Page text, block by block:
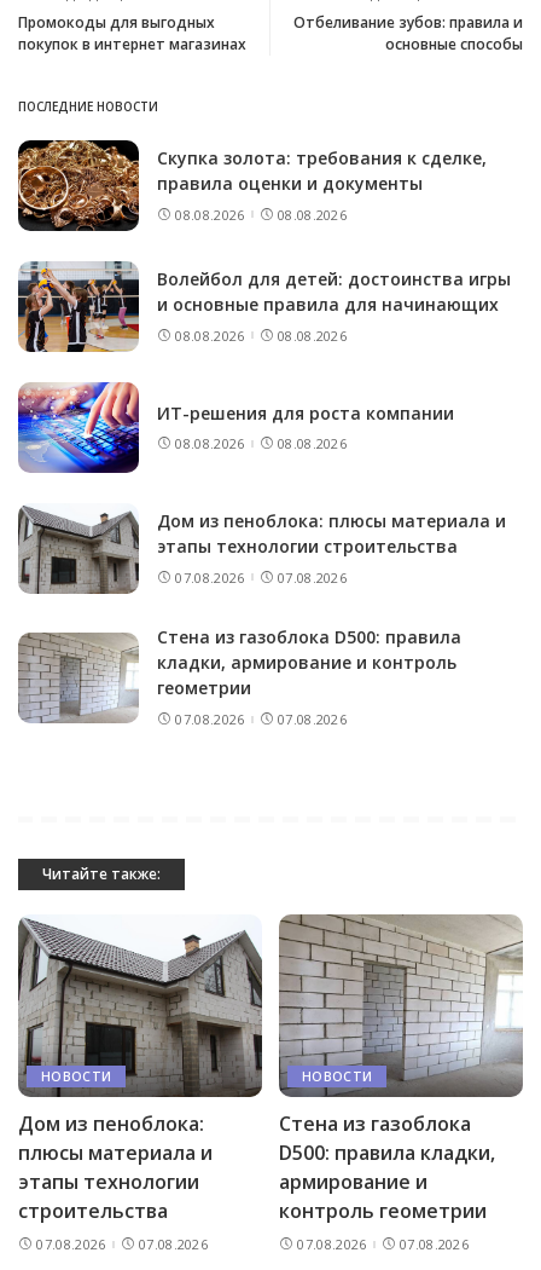
Промокоды для выгодных
покупок в интернет магазинах
Отбеливание зубов: правила и
основные способы
ПОСЛЕДНИЕ НОВОСТИ
Скупка золота: требования к сделке,
правила оценки и документы
08.08.2026 08.08.2026
Волейбол для детей: достоинства игры
и основные правила для начинающих
08.08.2026 08.08.2026
ИТ-решения для роста компании
08.08.2026 08.08.2026
Дом из пеноблока: плюсы материала и
этапы технологии строительства
07.08.2026 07.08.2026
Стена из газоблока D500: правила
кладки, армирование и контроль
геометрии
07.08.2026 07.08.2026
Читайте также:
НОВОСТИ
Дом из пеноблока:
плюсы материала и
этапы технологии
строительства
07.08.2026 07.08.2026
НОВОСТИ
Стена из газоблока
D500: правила кладки,
армирование и
контроль геометрии
07.08.2026 07.08.2026